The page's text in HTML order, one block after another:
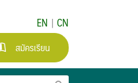
EN | CN
สมัครเรียน